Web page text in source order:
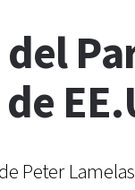
Peter